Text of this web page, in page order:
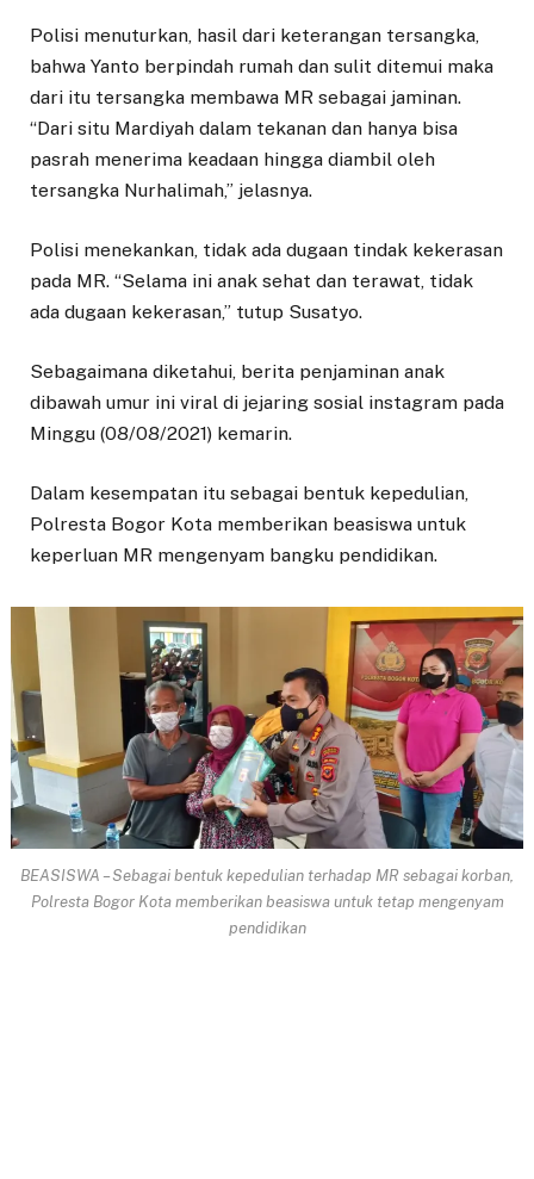
Polisi menuturkan, hasil dari keterangan tersangka,
bahwa Yanto berpindah rumah dan sulit ditemui maka
dari itu tersangka membawa MR sebagai jaminan.
“Dari situ Mardiyah dalam tekanan dan hanya bisa
pasrah menerima keadaan hingga diambil oleh
tersangka Nurhalimah,” jelasnya.
Polisi menekankan, tidak ada dugaan tindak kekerasan
pada MR. “Selama ini anak sehat dan terawat, tidak
ada dugaan kekerasan,” tutup Susatyo.
Sebagaimana diketahui, berita penjaminan anak
dibawah umur ini viral di jejaring sosial instagram pada
Minggu (08/08/2021) kemarin.
Dalam kesempatan itu sebagai bentuk kepedulian,
Polresta Bogor Kota memberikan beasiswa untuk
keperluan MR mengenyam bangku pendidikan.
BEASISWA – Sebagai bentuk kepedulian terhadap MR sebagai korban,
Polresta Bogor Kota memberikan beasiswa untuk tetap mengenyam
pendidikan